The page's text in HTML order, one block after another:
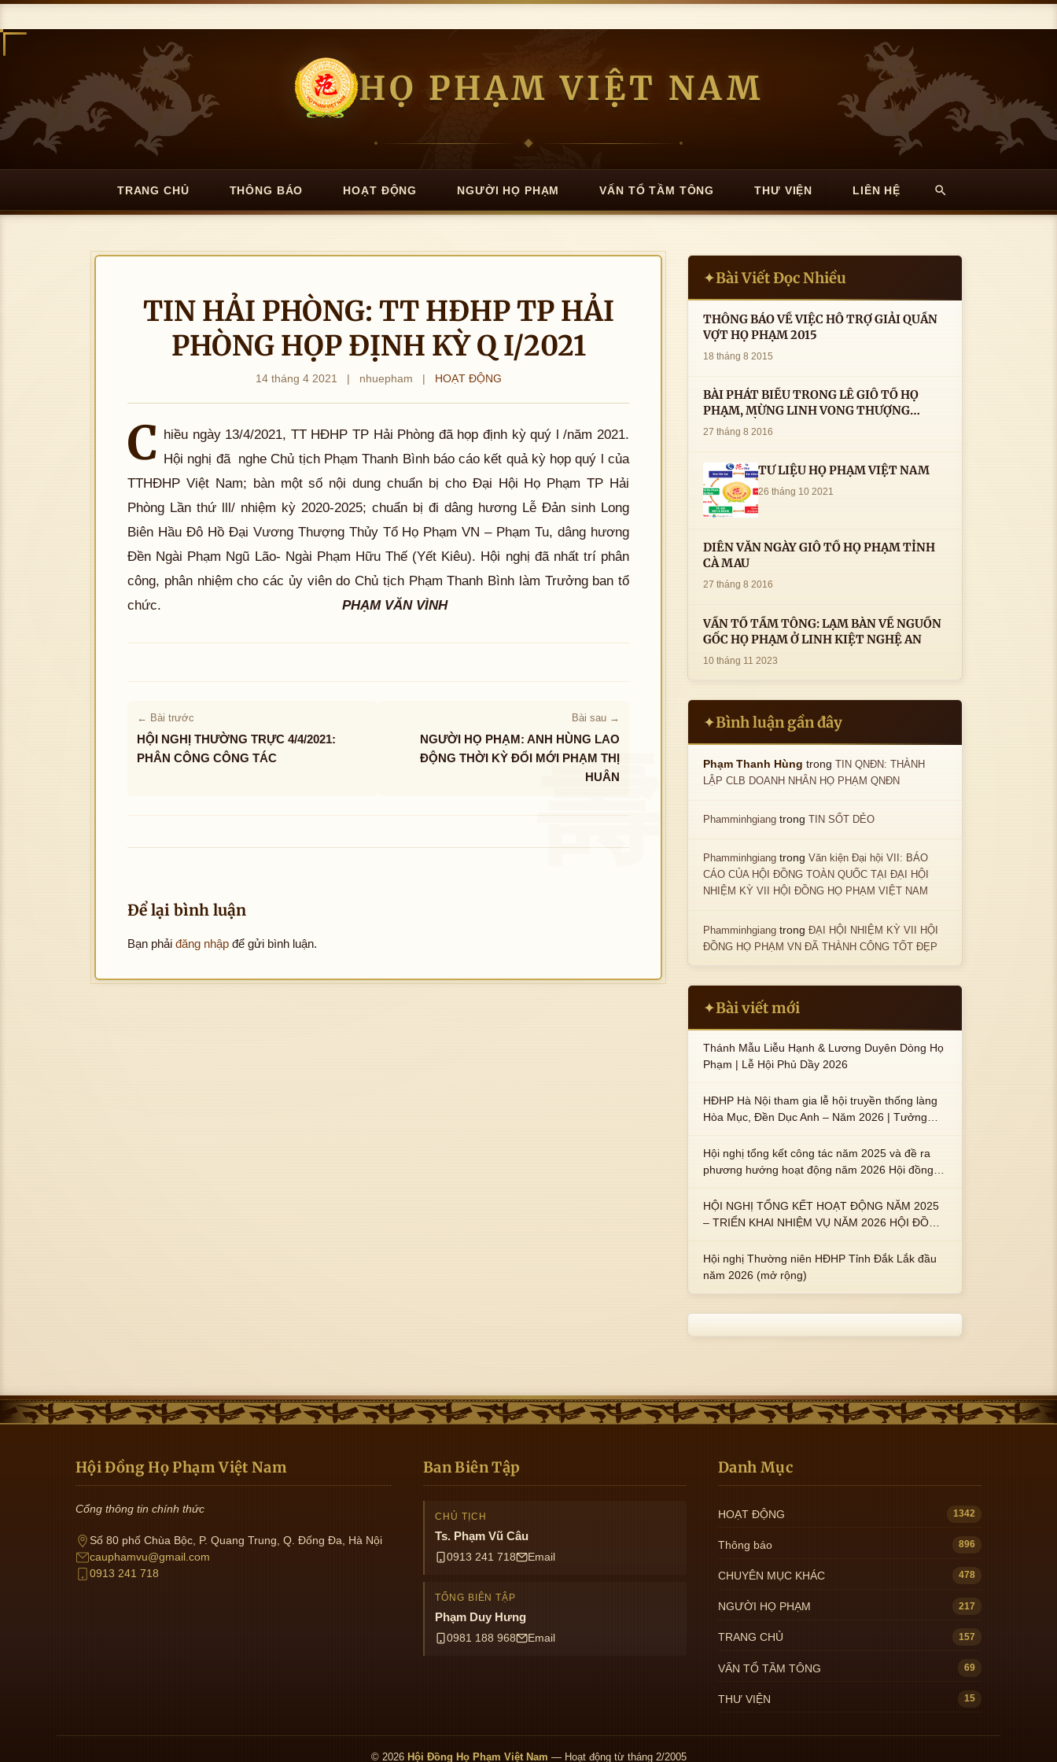
HỌ PHẠM VIỆT NAM
TRANG CHỦ THÔNG BÁO HOẠT ĐỘNG NGƯỜI HỌ PHẠM VẤN TỔ TẦM TÔNG THƯ VIỆN LIÊN HỆ
TIN HẢI PHÒNG: TT HĐHP TP HẢI
PHÒNG HỌP ĐỊNH KỲ Q I/2021
14 tháng 4 2021 | nhuepham | HOẠT ĐỘNG
C hiều ngày 13/4/2021, TT HĐHP TP Hải Phòng đã họp định kỳ quý l /năm 2021.
Hội nghị đã nghe Chủ tịch Phạm Thanh Bình báo cáo kết quả kỳ họp quý l của
TTHĐHP Việt Nam; bàn một số nội dung chuẩn bị cho Đại Hội Họ Phạm TP Hải
Phòng Lần thứ lll/ nhiệm kỳ 2020-2025; chuẩn bị đi dâng hương Lễ Đản sinh Long
Biên Hầu Đô Hồ Đại Vương Thượng Thủy Tổ Họ Phạm VN – Phạm Tu, dâng hương
Đền Ngài Phạm Ngũ Lão- Ngài Phạm Hữu Thế (Yết Kiêu). Hội nghị đã nhất trí phân
công, phân nhiệm cho các ủy viên do Chủ tịch Phạm Thanh Bình làm Trưởng ban tổ
chức. PHẠM VĂN VÌNH
← Bài trước
HỘI NGHỊ THƯỜNG TRỰC 4/4/2021:
PHÂN CÔNG CÔNG TÁC
Bài sau →
NGƯỜI HỌ PHẠM: ANH HÙNG LAO
ĐỘNG THỜI KỲ ĐỔI MỚI PHẠM THỊ
HUÂN
Để lại bình luận
Bạn phải đăng nhập để gửi bình luận.
✦Bài Viết Đọc Nhiều
THÔNG BÁO VỀ VIỆC HỖ TRỢ GIẢI QUẦN
VỢT HỌ PHẠM 2015
18 tháng 8 2015
BÀI PHÁT BIỂU TRONG LÊ GIỖ TỔ HỌ
PHẠM, MỪNG LINH VONG THƯỢNG
THỦY TỔ HỌ PHẠM AN VỊ TAI CÀ MAU- (
27 tháng 8 2016
TƯ LIỆU HỌ PHẠM VIỆT NAM
26 tháng 10 2021
DIỄN VĂN NGÀY GIỖ TỔ HỌ PHẠM TỈNH
CÀ MAU
27 tháng 8 2016
VẤN TỔ TẦM TÔNG: LẠM BÀN VỀ NGUỒN
GỐC HỌ PHẠM Ở LINH KIỆT NGHỆ AN
10 tháng 11 2023
✦Bình luận gần đây
Phạm Thanh Hùng trongTIN QNĐN: THÀNH
LẬP CLB DOANH NHÂN HỌ PHẠM QNĐN
Phamminhgiang trongTIN SỐT DẺO
Phamminhgiang trongVăn kiện Đại hội VII: BÁO
CÁO CỦA HỘI ĐỒNG TOÀN QUỐC TẠI ĐẠI HỘI
NHIỆM KỲ VII HỘI ĐỒNG HỌ PHẠM VIỆT NAM
Phamminhgiang trongĐẠI HỘI NHIỆM KỲ VII HỘI
ĐỒNG HỌ PHẠM VN ĐÃ THÀNH CÔNG TỐT ĐẸP
✦Bài viết mới
Thánh Mẫu Liễu Hạnh & Lương Duyên Dòng Họ
Phạm | Lễ Hội Phủ Dầy 2026
HĐHP Hà Nội tham gia lễ hội truyền thống làng
Hòa Mục, Đền Dục Anh – Năm 2026 | Tưởng
Phạm Thị Uyển và 2 em trai : ngài Phạm Huy,
Phạm Miện
Hội nghị tổng kết công tác năm 2025 và đề ra
phương hướng hoạt động năm 2026 Hội đồng
HỘI NGHỊ TỔNG KẾT HOẠT ĐỘNG NĂM 2025
– TRIỂN KHAI NHIỆM VỤ NĂM 2026 HỘI ĐỒNG
Hội nghị Thường niên HĐHP Tỉnh Đắk Lắk đầu
năm 2026 (mở rộng)
Hội Đồng Họ Phạm Việt Nam
Cổng thông tin chính thức
Số 80 phố Chùa Bộc, P. Quang Trung, Q. Đống Đa, Hà Nội
cauphamvu@gmail.com
0913 241 718
Ban Biên Tập
CHỦ TỊCH
Ts. Phạm Vũ Câu
0913 241 718 Email
TỔNG BIÊN TẬP
Phạm Duy Hưng
0981 188 968 Email
Danh Mục
HOẠT ĐỘNG 1342
Thông báo 896
CHUYÊN MỤC KHÁC 478
NGƯỜI HỌ PHẠM 217
TRANG CHỦ 157
VẤN TỔ TẦM TÔNG 69
THƯ VIỆN 15
© 2026 Hội Đồng Họ Phạm Việt Nam — Hoạt động từ tháng 2/2005